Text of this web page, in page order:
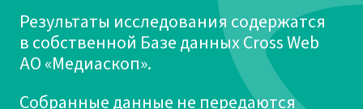
Результаты исследования содержатся
в собственной Базе данных Cross Web
АО «Медиаскоп».
Собранные данные не передаются